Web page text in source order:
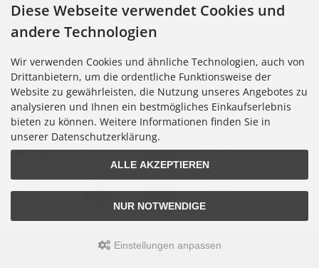
Zahlungsarten
© 2026 Schutznetze24 GmbH • Alle Rechte vorbehalten
Diese Webseite verwendet Cookies und
andere Technologien
Wir verwenden Cookies und ähnliche Technologien, auch von
Drittanbietern, um die ordentliche Funktionsweise der
Website zu gewährleisten, die Nutzung unseres Angebotes zu
analysieren und Ihnen ein bestmögliches Einkaufserlebnis
bieten zu können. Weitere Informationen finden Sie in
unserer Datenschutzerklärung.
ALLE AKZEPTIEREN
NUR NOTWENDIGE
Einstellungen anpassen